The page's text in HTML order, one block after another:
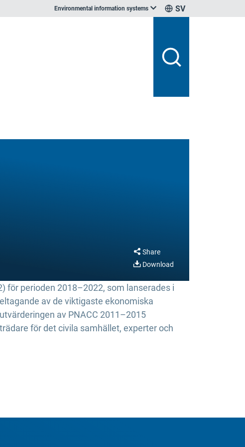
Environmental information systems SV
Share
Download
för perioden 2018–2022, som lanserades i
av de viktigaste ekonomiska
av PNACC 2011–2015
för det civila samhället, experter och